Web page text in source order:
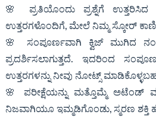
🌸 ಪ್ರತಿಯೊಂದು ಪ್ರಶ್ನೆಗೆ
ಉತ್ತರಗಳೊಂದಿಗೆ, ಮೇಲೆ ನಿಮ್ಮ ಸ್ಕೋರ್
🌸 ಸಂಪೂರ್ಣವಾಗಿ ಕ್ವಿಜ್ ಮುಗಿದ
ಪ್ರದರ್ಶಿಸಲಾಗುತ್ತದೆ. ಇದರಿಂದ
ಉತ್ತರಗಳನ್ನು ನೀವು ನೋಟ್ಸ್
🌸 ಪರೀಕ್ಷೆಯನ್ನು ಮತ್ತೊಮ್ಮೆ ಅಟೆಂಡ್
ನಿಜವಾಗಿಯೂ ಇಮ್ಮಡಿಗೊಂಡು, ಸ್ಮರಣ ಶಕ್ತಿ